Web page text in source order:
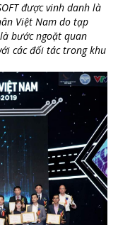
được vinh danh là
Việt Nam do tạp
bước ngoặt quan
các đối tác trong khu